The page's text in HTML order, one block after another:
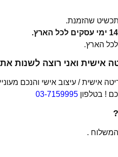
שהזמנת.
אישית ואני רוצה לשנות
אישית / עיצוב אישי והנכם
! בטלפון 03-7159995
המשלוח .